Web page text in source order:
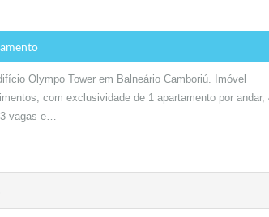
Olympo Tower em Balneário Camboriú. Imóvel
com exclusividade de 1 apartamento por andar,
vagas e…